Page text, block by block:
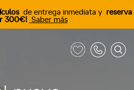
de entrega inmediata y reserva
300€! Saber más